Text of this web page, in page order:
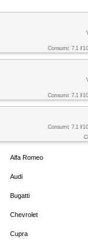
Consumi: 7.1 l/
Consumi: 7.1 l/
Consumi: 7.1 l/
Alfa Romeo
Audi
Bugatti
Chevrolet
Cupra